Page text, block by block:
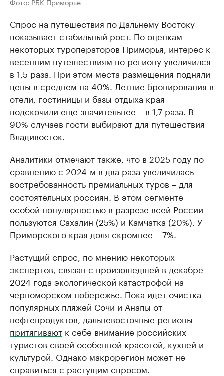
Спрос на путешествия по Дальнему Востоку
показывает стабильный рост. По оценкам
некоторых туроператоров Приморья, интерес к
весенним путешествиям по регионуувеличился
в 1,5 раза. При этом места размещения подняли
цены в среднем на 40%. Летние бронирования в
отели, гостиницы и базы отдыха края
подскочили еще значительнее – в 1,7 раза. В
90% случаев гости выбирают для путешествия
Владивосток.
Аналитики отмечают также, что в 2025 году по
сравнению с 2024-м в два раза увеличилась
востребованность премиальных туров – для
состоятельных россиян. В этом сегменте
особой популярностью в разрезе всей России
пользуются Сахалин (25%) и Камчатка (20%). У
Приморского края доля скромнее – 7%.
Растущий спрос, по мнению некоторых
экспертов, связан с произошедшей в декабре
2024 года экологической катастрофой на
черноморском побережье. Пока идет очистка
популярных пляжей Сочи и Анапы от
нефтепродуктов, дальневосточные регионы
притягивают к себе внимание российских
туристов своей особенной красотой, кухней и
культурой. Однако макрорегион может не
справиться с растущим спросом.